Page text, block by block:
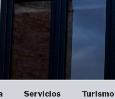
Servicios Turismo